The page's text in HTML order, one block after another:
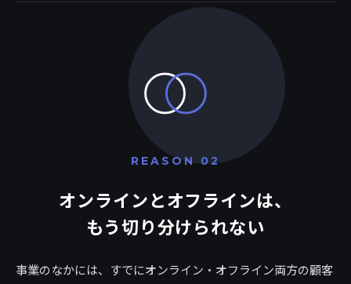
REASON 02
オンラインとオフラインは、
もう切り分けられない
事業のなかには、すでにオンライン・オフライン両方の顧客